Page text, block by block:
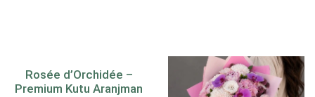
Rosée d’Orchidée –
Premium Kutu Aranjman